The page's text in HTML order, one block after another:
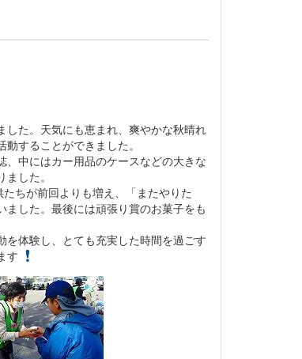
た。天気にも恵まれ、爽やかな秋晴れ
することができました。
中にはカー用品のケースなどの大きな
した。
ちが前回よりも増え、「またやりた
した。最後には頑張り賞のお菓子をも
体験し、とても充実した時間を過ごす
す